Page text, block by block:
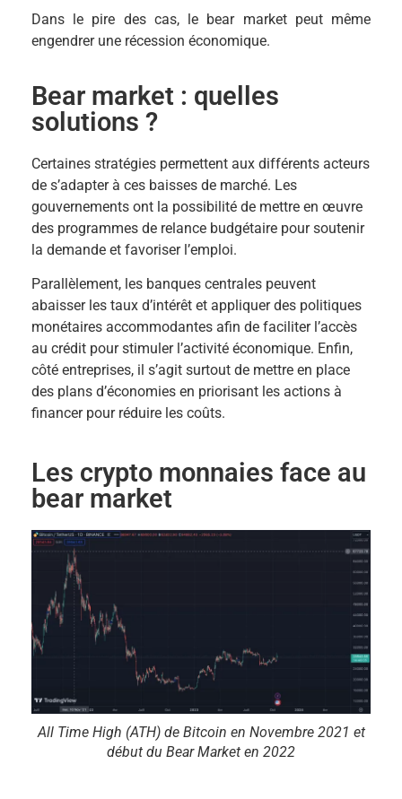
Dans le pire des cas, le bear market peut même
engendrer une récession économique.
Bear market : quelles
solutions ?
Certaines stratégies permettent aux différents acteurs
de s’adapter à ces baisses de marché. ​​Les
gouvernements ont la possibilité de mettre en œuvre
des programmes de relance budgétaire pour soutenir
la demande et favoriser l’emploi.
Parallèlement, les banques centrales peuvent
abaisser les taux d’intérêt et appliquer des politiques
monétaires accommodantes afin de faciliter l’accès
au crédit pour stimuler l’activité économique. Enfin,
côté entreprises, il s’agit surtout de mettre en place
des plans d’économies en priorisant les actions à
financer pour réduire les coûts.
Les crypto monnaies face au
bear market
All Time High (ATH) de Bitcoin en Novembre 2021 et
début du Bear Market en 2022